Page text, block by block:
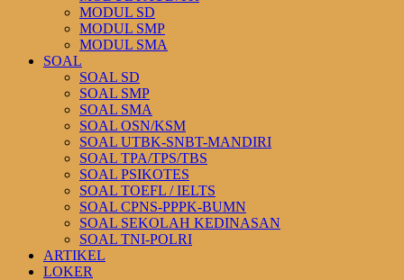
MODUL SD
MODUL SMP
MODUL SMA
SOAL
SOAL SD
SOAL SMP
SOAL SMA
SOAL OSN/KSM
SOAL UTBK-SNBT-MANDIRI
SOAL TPA/TPS/TBS
SOAL PSIKOTES
SOAL TOEFL / IELTS
SOAL CPNS-PPPK-BUMN
SOAL SEKOLAH KEDINASAN
SOAL TNI-POLRI
ARTIKEL
LOKER